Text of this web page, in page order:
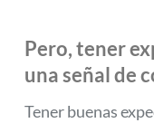
Pero, tener
una señal de
Tener buenas